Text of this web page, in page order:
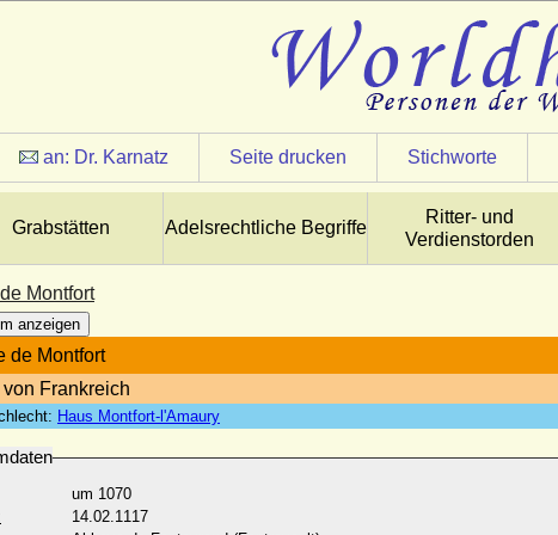
an: Dr. Karnatz Seite drucken Stichworte
Grabstätten Adelsrechtliche Begriffe
Ritter- und
Verdienstorden
Montfort
anzeigen
de Montfort
Frankreich
Haus Montfort-l'Amaury
um 1070
14.02.1117